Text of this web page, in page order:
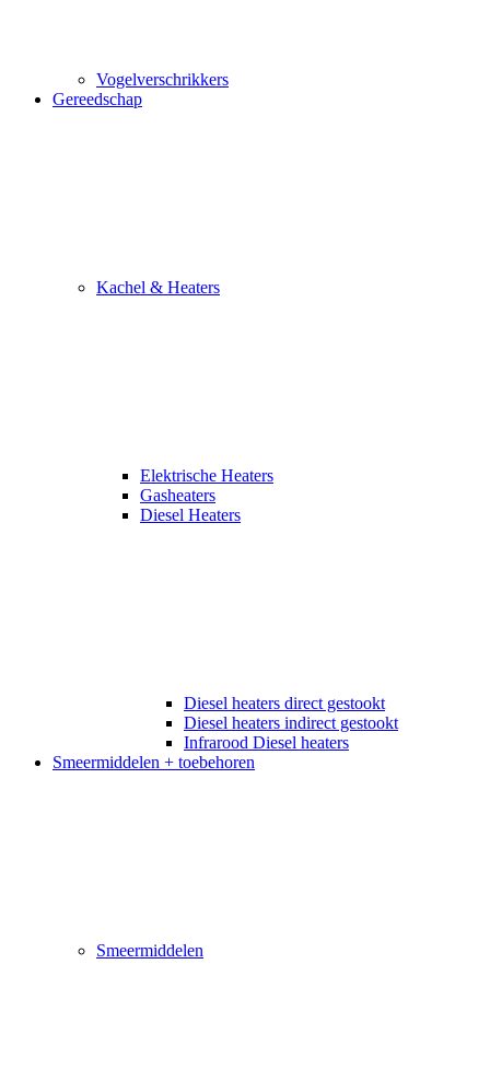
Vogelverschrikkers
Gereedschap
Kachel & Heaters
Elektrische Heaters
Gasheaters
Diesel Heaters
Diesel heaters direct gestookt
Diesel heaters indirect gestookt
Infrarood Diesel heaters
Smeermiddelen + toebehoren
Smeermiddelen